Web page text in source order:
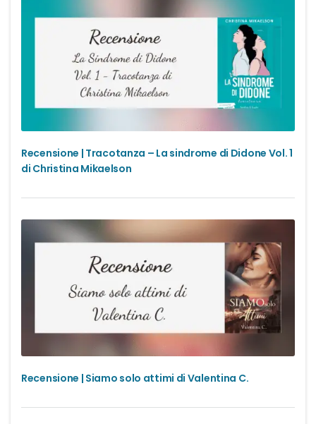
Recensione | Tracotanza – La sindrome di Didone Vol. 1
di Christina Mikaelson
Recensione | Siamo solo attimi di Valentina C.